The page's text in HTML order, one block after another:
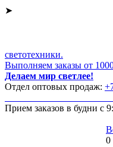
➤
светотехники.
Выполняем заказы от
Делаем мир светлее!
Отдел оптовых продаж:
+7
Прием заказов в будни с
0